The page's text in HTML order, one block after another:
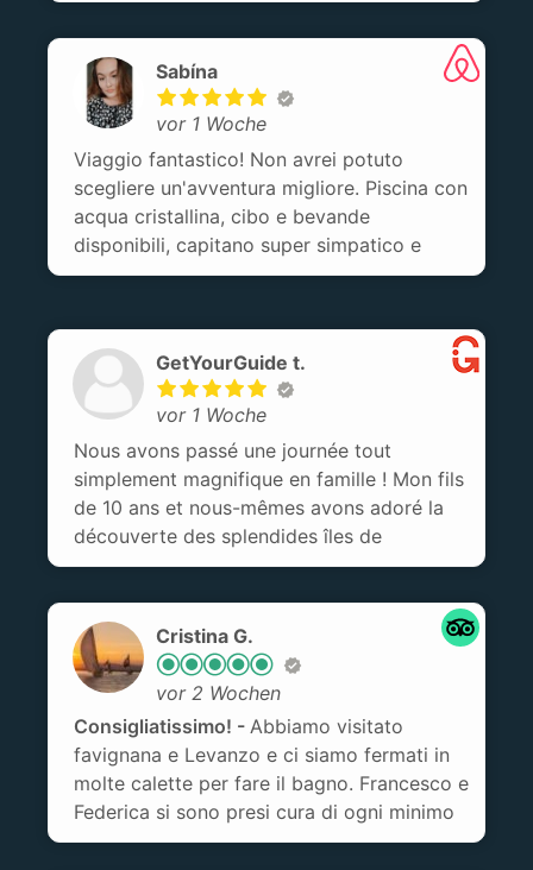
Sabína
vor 1 Woche
Viaggio fantastico! Non avrei potuto
scegliere un'avventura migliore. Piscina con
acqua cristallina, cibo e bevande
disponibili, capitano super simpatico e
ricordi belli per sempre! Non posso che
🌊🩵
GetYourGuide t.
vor 1 Woche
Nous avons passé une journée tout
simplement magnifique en famille ! Mon fils
de 10 ans et nous-mêmes avons adoré la
découverte des splendides îles de
Favignana et Levanzo. Un grand merci au
chaleureux, sa gentillesse et son
professionnalisme tout au long de la
journée. Les arrêts baignade, le repas et
l'ambiance à bord étaient parfaits du début
à la fin. Une excursion d'une excellente
qualité que nous recommandons les yeux
fermés à toutes les familles !
Cristina G.
vor 2 Wochen
Consigliatissimo!
Abbiamo visitato
favignana e Levanzo e ci siamo fermati in
molte calette per fare il bagno. Francesco e
Federica si sono presi cura di ogni minimo
dettaglio! Aperitivo, pranzo e per finire